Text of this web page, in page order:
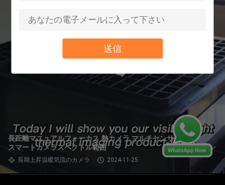
送信
長距離マニュアルフォーカス 熱カメラ マルチセンサー IOT
スマートカメラスペクトル範囲
長期上昇温暖気流のカメラ 2024-11-25